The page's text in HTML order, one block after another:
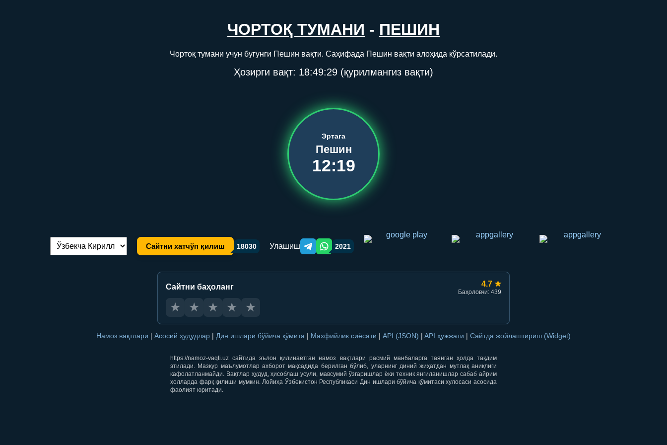
ЧОРТОҚ ТУМАНИ - ПЕШИН
Чортоқ тумани учун бугунги Пешин вақти. Саҳифада Пешин вақти алоҳида кўрсатилади.
Ҳозирги вақт: 18:49:30 (қурилмангиз вақти)
Эртага
Пешин
12:19
Тилни алмаштириш: Сайтни хатчўп қилиш 18030 Улашиш Telegram orqali ulashish
WhatsApp orqali ulashish
2021
Сайтни баҳоланг 4.7 ★
Баҳоловчи: 439
★ ★ ★ ★ ★
Намоз вақтлари | Асосий ҳудудлар | Дин ишлари бўйича қўмита | Махфийлик сиёсати | API (JSON) | API ҳужжати | Сайтда жойлаштириш (Widget)
https://namoz-vaqti.uz сайтида эълон қилинаётган намоз вақтлари расмий манбаларга таянган ҳолда тақдим
этилади. Мазкур маълумотлар ахборот мақсадида берилган бўлиб, уларнинг диний жиҳатдан мутлақ аниқлиги
кафолатланмайди. Вақтлар ҳудуд, ҳисоблаш усули, мавсумий ўзгаришлар ёки техник янгиланишлар сабаб айрим
ҳолларда фарқ қилиши мумкин. Лойиҳа Ўзбекистон Республикаси Дин ишлари бўйича қўмитаси хулосаси асосида
фаолият юритади.